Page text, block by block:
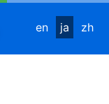
en ja zh